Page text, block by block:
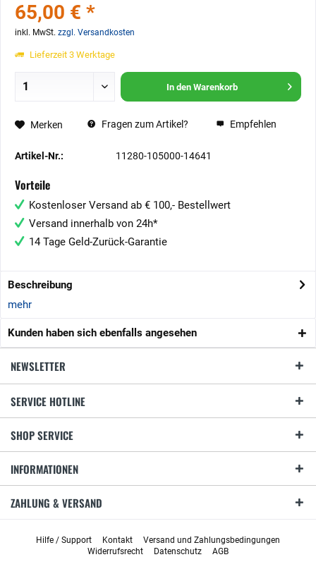
65,00 € *
inkl. MwSt. zzgl. Versandkosten
Lieferzeit 3 Werktage
In den Warenkorb
Merken Fragen zum Artikel? Empfehlen
Artikel-Nr.: 11280-105000-14641
Vorteile
Kostenloser Versand ab € 100,- Bestellwert
Versand innerhalb von 24h*
14 Tage Geld-Zurück-Garantie
Beschreibung
mehr
Kunden haben sich ebenfalls angesehen
NEWSLETTER
SERVICE HOTLINE
SHOP SERVICE
INFORMATIONEN
ZAHLUNG & VERSAND
Hilfe / Support Kontakt
Versand und Zahlungsbedingungen
Widerrufsrecht
Datenschutz AGB